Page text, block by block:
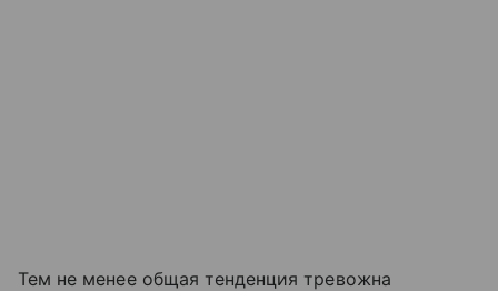
Тем не менее общая тенденция тревожна